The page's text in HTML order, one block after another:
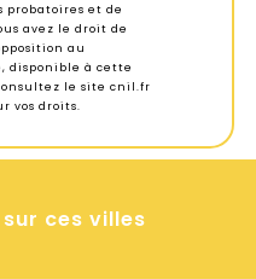
probatoires et de
avez le droit de
au
disponible à cette
le site cnil.fr
vos droits.
ces villes